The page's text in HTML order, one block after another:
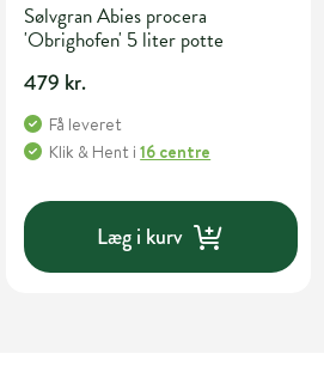
Sølvgran Abies procera
'Obrighofen' 5 liter potte
479 kr.
Få leveret
Klik & Hent i16 centre
Læg i kurv